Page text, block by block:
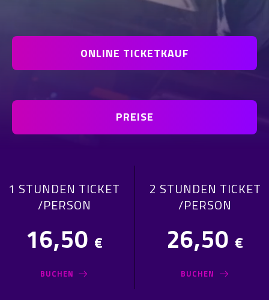
ONLINE TICKETKAUF
PREISE
1 STUNDEN TICKET
/PERSON
16,50 €
BUCHEN
2 STUNDEN TICKET
/PERSON
26,50 €
BUCHEN